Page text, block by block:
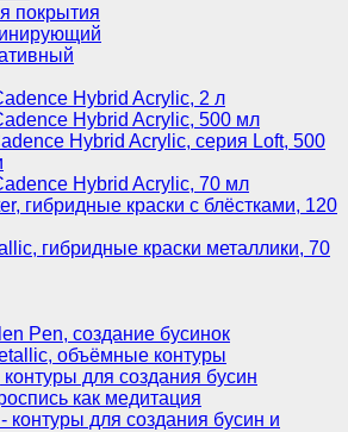
покрытия
Hybrid Acrylic, 2 л
Hybrid Acrylic, 500 мл
Hybrid Acrylic, серия Loft, 500
Hybrid Acrylic, 70 мл
гибридные краски с блёстками, 120
гибридные краски металлики, 70
Pen, создание бусинок
объёмные контуры
для создания бусин
как медитация
контуры для создания бусин и